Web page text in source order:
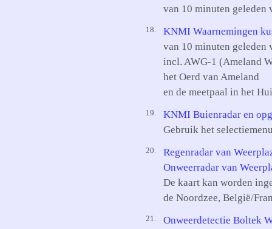
van 10 minuten geleden
18.
KNMI Waarnemingen
van 10 minuten geleden
incl. AWG-1 (Ameland
het Oerd van Ameland
en de meetpaal in het
19.
KNMI Buienradar en
Gebruik het
20.
Regenradar van
Onweerradar van
De kaart kan worden
de Noordzee, België/
21.
Onweerdetectie Boltek